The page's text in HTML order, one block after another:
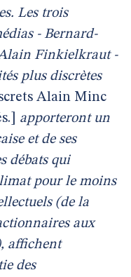
Les trois
- Bernard-
Finkielkraut -
plus discrètes
Alain Minc
apporteront un
et de ses
débats qui
pour le moins
(de la
aux
affichent
des